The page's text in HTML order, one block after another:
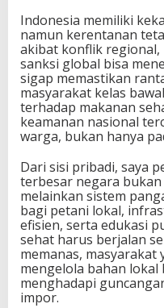
Indonesia memiliki
namun kerentanan
akibat konflik
sanksi global bisa
sigap memastikan
masyarakat kelas
terhadap makanan
keamanan nasional
warga, bukan hanya
Dari sisi pribadi, saya
terbesar negara
melainkan sistem
bagi petani lokal,
efisien, serta edukasi
sehat harus berjalan
memanas, masyarakat
mengelola bahan
menghadapi
impor.